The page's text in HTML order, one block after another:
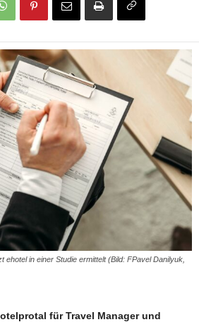
ehotel in einer Studie ermittelt (Bild: FPavel Danilyuk,
für Travel Manager und